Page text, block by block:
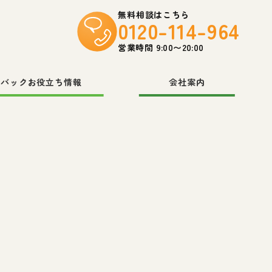
無料相談はこちら
0120-114-964
営業時間 9:00〜20:00
ックお役立ち情報 会社案内